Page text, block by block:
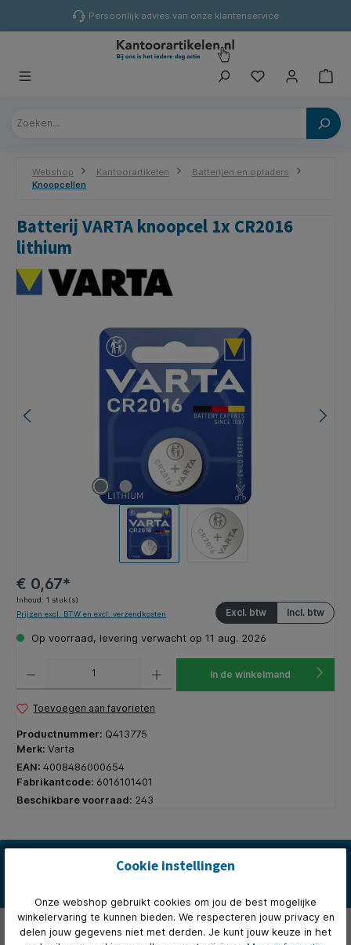
Persoonlijk advies van onze klantenservice
Webshop Kantoorartikelen
Batterijen en opladers
Knoopcellen
Batterij VARTA knoopcel 1x CR2016
lithium
Afbeeldingengalerij overslaan
€ 0,67*
Inhoud: 1 stuk(s)
Incl. btw
Excl. btw
Prijzen excl. BTW en excl. verzendkosten
Op voorraad, levering verwacht op 11 aug. 2026
In de winkelmand
Toevoegen aan favorieten
Productnummer: Q413775
Merk: Varta
EAN: 4008486000654
Fabrikantcode: 6016101401
Beschikbare voorraad: 243
* Kleine knoopcellen leveren grote prestaties. * Voor autosleutels,
Eigenschappen
Cookie instellingen
Onze webshop gebruikt cookies om jou de best mogelijke
winkelervaring te kunnen bieden. We respecteren jouw privacy en
delen jouw gegevens niet met derden. Je kunt jouw keuze in het